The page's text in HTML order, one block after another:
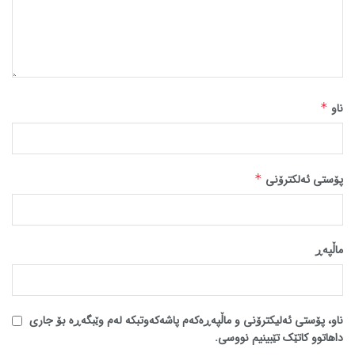
ناو *
پۆستی ئەلکترۆنی *
ماڵپه‌ڕ
ناو، پۆستی ئەلیکترۆنی و ماڵپەڕەکەم پاشەکەوتبکە لەم وێبگەڕە بۆ جاری
داهاتوو کاتێک تێبینیم نووسی.